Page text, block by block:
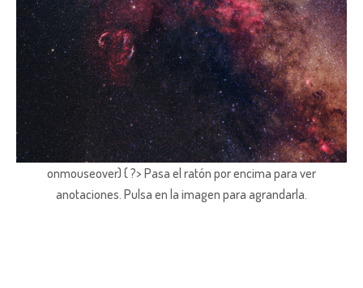
onmouseover) { ?> Pasa el ratón por encima para ver
anotaciones. Pulsa en la imagen para agrandarla.